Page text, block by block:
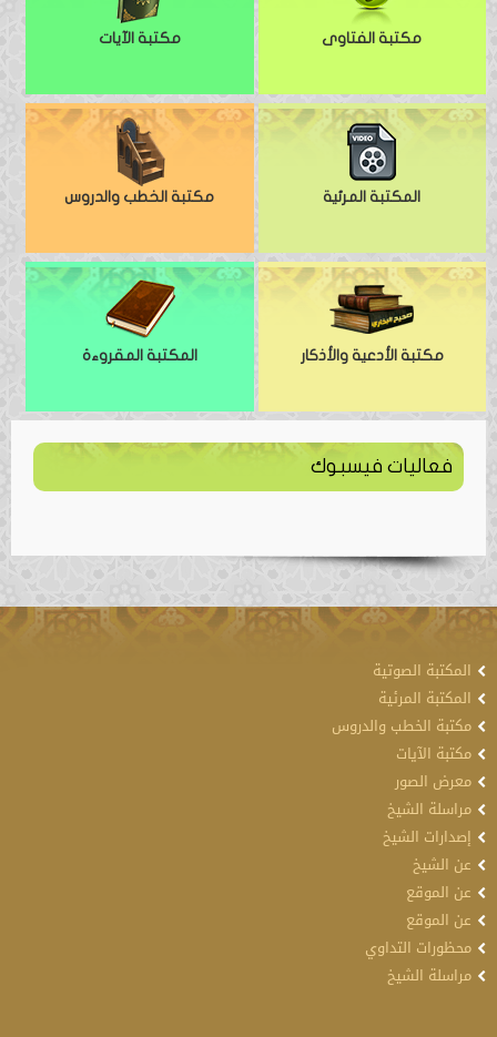
مكتبة الفتاوى مكتبة الآيات
المكتبة المرئية مكتبة الخطب والدروس
مكتبة الأدعية والأذكار المكتبة المقروءة
فعاليات فيسبوك
المكتبة الصوتية
المكتبة المرئية
مكتبة الخطب والدروس
مكتبة الآيات
معرض الصور
مراسلة الشيخ
إصدارات الشيخ
عن الشيخ
عن الموقع
عن الموقع
محظورات التداوي
مراسلة الشيخ